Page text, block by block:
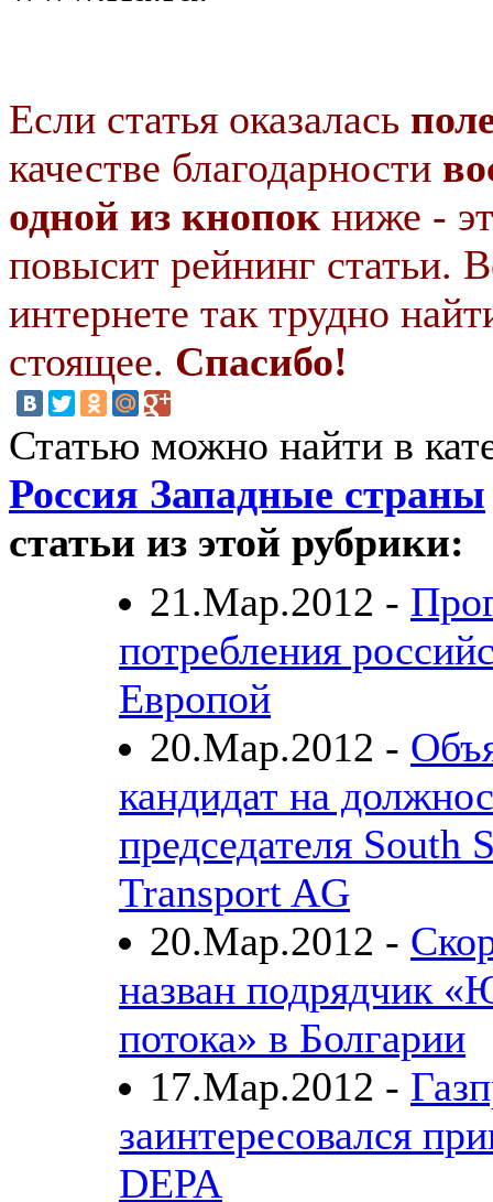
Если статья оказалась
качестве благодарности
одной из кнопок ниже -
повысит рейнинг статьи.
интернете так трудно
стоящее. Спасибо!
Статью можно найти в
Россия Западные страны
статьи из этой рубрики:
21.Мар.2012 -
потребления
Европой
20.Мар.2012 -
кандидат на
председателя South
Transport AG
20.Мар.2012 -
назван подрядчик
потока» в Болгарии
17.Мар.2012 -
заинтересовался
DEPA